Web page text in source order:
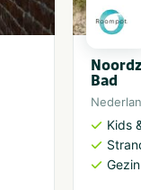
Bad
Kids